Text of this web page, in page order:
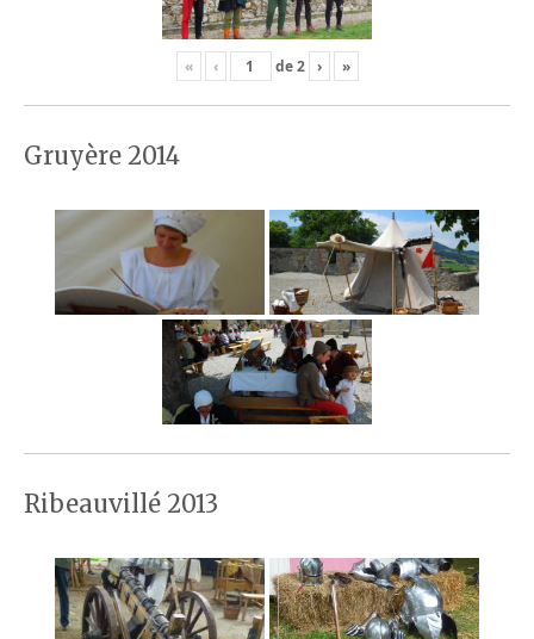
« ‹ de2 › »
Gruyère 2014
Ribeauvillé 2013